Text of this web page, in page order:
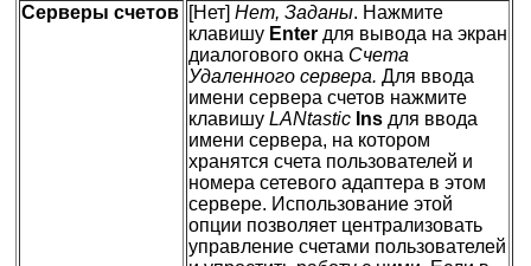
Серверы счетов [Нет] Нет, Заданы. Нажмите
клавишу Enter для вывода на экран
диалогового окна Счета
Удаленного сервера. Для ввода
имени сервера счетов нажмите
клавишу LANtastic Ins для ввода
имени сервера, на котором
хранятся счета пользователей и
номера сетевого адаптера в этом
сервере. Использование этой
опции позволяет централизовать
управление счетами пользователей